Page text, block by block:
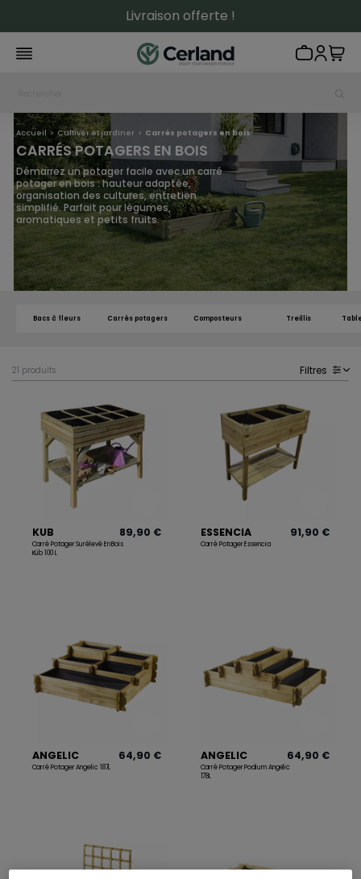
Livraison offerte !
Accueil Cultiver et jardiner Carrés potagers en bois
CARRÉS POTAGERS EN BOIS
Démarrez un potager facile avec un carré
potager en bois : hauteur adaptée,
organisation des cultures, entretien
simplifié. Parfait pour légumes,
aromatiques et petits fruits.
Bacs à fleurs Carrés potagers Composteurs Treillis
Filtres
21 produits
KUB
Carré Potager Surélevé En Bois
Küb 100 L
89,90 € ESSENCIA
Carré Potager Essencia
91,90 €
ANGELIC
Carré Potager Angelic 187L
64,90 € ANGELIC
Carré Potager Podium Angelic
178L
64,90 €